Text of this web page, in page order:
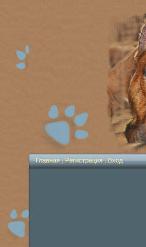
Главная|Регистрация|Вход